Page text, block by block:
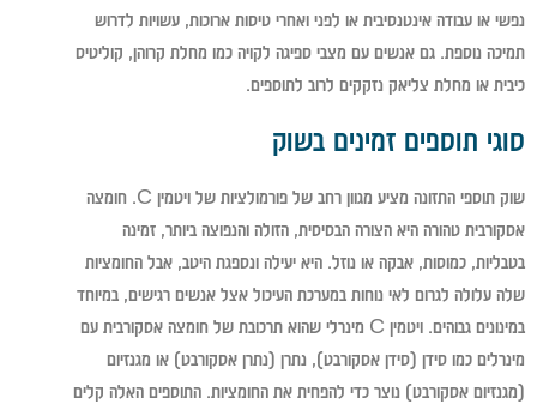
נפשי או עבודה אינטנסיבית או לפני ואחרי טיסות ארוכות, עשויות לדרוש
תמיכה נוספת. גם אנשים עם מצבי ספיגה לקויה כמו מחלת קרוהן, קוליטיס
כיבית או מחלת צליאק נזקקים לרוב לתוספים.
סוגי תוספים זמינים בשוק
שוק תוספי התזונה מציע מגוון רחב של פורמולציות של ויטמין C. חומצה
אסקורבית טהורה היא הצורה הבסיסית, הזולה והנפוצה ביותר, זמינה
בטבליות, כמוסות, אבקה או נוזל. היא יעילה ונספגת היטב, אבל החומציות
שלה עלולה לגרום לאי נוחות במערכת העיכול אצל אנשים רגישים, במיוחד
במינונים גבוהים. ויטמין C מינרלי שהוא תרכובת של חומצה אסקורבית עם
מינרלים כמו סידן (סידן אסקורבט), נתרן (נתרן אסקורבט) או מגנזיום
(מגנזיום אסקורבט) נוצר כדי להפחית את החומציות. התוספים האלה קלים